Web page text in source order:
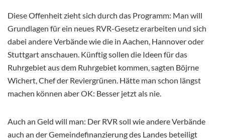
Diese Offenheit zieht sich durch das Programm: Man will
Grundlagen für ein neues RVR-Gesetz erarbeiten und sich
dabei andere Verbände wie die in Aachen, Hannover oder
Stuttgart anschauen. Künftig sollen die Ideen für das
Ruhrgebiet aus dem Ruhrgebiet kommen, sagten Böjrne
Wichert, Chef der Reviergrünen. Hätte man schon längst
machen können aber OK: Besser jetzt als nie.
Auch an Geld will man: Der RVR soll wie andere Verbände
auch an der Gemeindefinanzierung des Landes beteiligt